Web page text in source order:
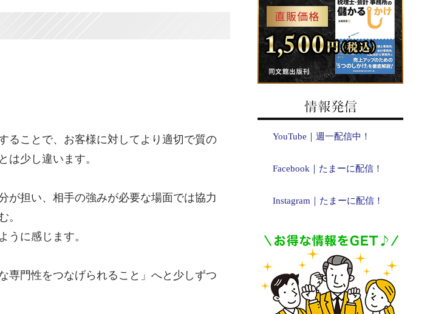
ることで、お客様に対してより適切で質の
は少し違います。
が担い、相手の強みが必要な場面では協力
。
うに感じます。
専門性をつなげられること」へと少しずつ
YouTube｜週一配信中！
Facebook｜たまーに配信！
Instagram｜たまーに配信！